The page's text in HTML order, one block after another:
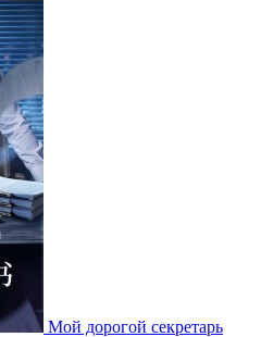
Мой дорогой секретарь